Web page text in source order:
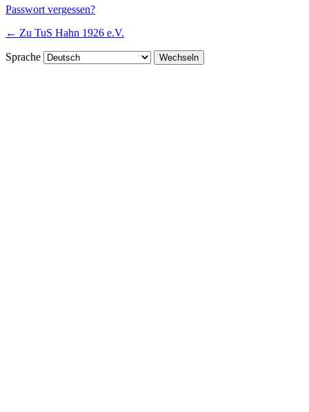
Passwort vergessen?
← Zu TuS Hahn 1926 e.V.
Sprache